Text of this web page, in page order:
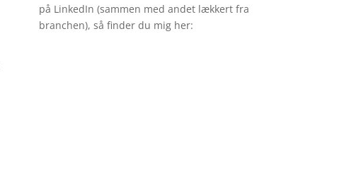
på LinkedIn (sammen med andet lækkert fra
branchen), så finder du mig her: